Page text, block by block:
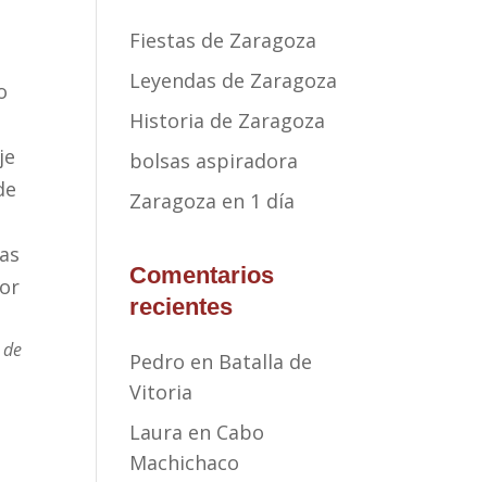
Fiestas de Zaragoza
Leyendas de Zaragoza
Historia de Zaragoza
bolsas aspiradora
Zaragoza en 1 día
Comentarios
recientes
Pedro en Batalla de
Vitoria
Laura en Cabo
Machichaco